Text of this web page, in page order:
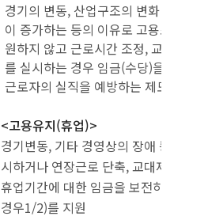
경기의 변동, 산업구조의 변화 등으로
이 증가하는 등의 이유로 고용조정이
원하지 않고 근로시간 조정, 교대제
를 실시하는 경우 임금(수당)을 지원
근로자의 실직을 예방하는 제도
<고용유지(휴업)>
경기변동, 기타 경영상의 장애 등으로
시하거나 연장근로 단축, 교대제 개편
휴업기간에 대한 임금을 보전하였다
경우1/2)를 지원